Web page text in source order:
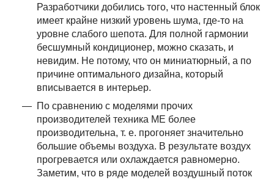
Разработчики добились того, что настенный блок
имеет крайне низкий уровень шума, где-то на
уровне слабого шепота. Для полной гармонии
бесшумный кондиционер, можно сказать, и
невидим. Не потому, что он миниатюрный, а по
причине оптимального дизайна, который
вписывается в интерьер.
По сравнению с моделями прочих
производителей техника МЕ более
производительна, т. е. прогоняет значительно
большие объемы воздуха. В результате воздух
прогревается или охлаждается равномерно.
Заметим, что в ряде моделей воздушный поток